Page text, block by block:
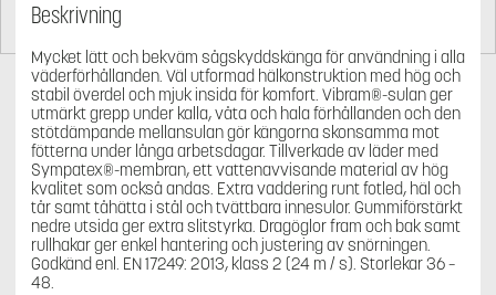
Beskrivning
Mycket lätt och bekväm sågskyddskänga för användning i alla
väderförhållanden. Väl utformad hälkonstruktion med hög och
stabil överdel och mjuk insida för komfort. Vibram®-sulan ger
utmärkt grepp under kalla, våta och hala förhållanden och den
stötdämpande mellansulan gör kängorna skonsamma mot
fötterna under långa arbetsdagar. Tillverkade av läder med
Sympatex®-membran, ett vattenavvisande material av hög
kvalitet som också andas. Extra vaddering runt fotled, häl och
tår samt tåhätta i stål och tvättbara innesulor. Gummiförstärkt
nedre utsida ger extra slitstyrka. Dragöglor fram och bak samt
rullhakar ger enkel hantering och justering av snörningen.
Godkänd enl. EN 17249: 2013, klass 2 (24 m / s). Storlekar 36 –
48.